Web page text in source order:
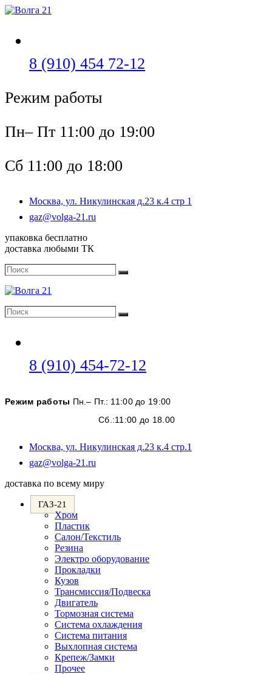
Перейти
8 (910) 454 72-12
Режим работы
Пн– Пт 11:00 до 19:00
Сб 11:00 до 18:00
Москва, ул. Никулинская д.23 к.4 стр 1
gaz@volga-21.ru
упаковка бесплатно
доставка любыми ТК
Поиск
Поиск
Поиск
Поиск
8 (910) 454-72-12
вашем
приложении
Режим работы Пн.– Пт.: 11:00 до 19:00
Сб.:11:00 до 18.00
Москва, ул. Никулинская д.23 к.4 стр.1
gaz@volga-21.ru
вашем
доставка по всему миру
ГАЗ-21
Хром
Пластик
Салон/Текстиль
Резина
Электро оборудование
Прокладки
Кузов
Трансмиссия/Подвеска
Двигатель
Тормозная система
Система охлаждения
Система питания
Выхлопная система
Крепеж/Замки
Прочее